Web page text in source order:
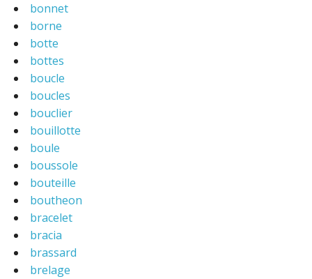
bonnet
borne
botte
bottes
boucle
boucles
bouclier
bouillotte
boule
boussole
bouteille
boutheon
bracelet
bracia
brassard
brelage